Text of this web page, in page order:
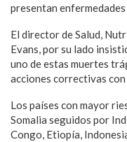
presentan
El director de Salud,
Evans, por su lado
uno de estas muertes
acciones correctivas
Los países con mayor
Somalia seguidos por
Congo, Etiopía,